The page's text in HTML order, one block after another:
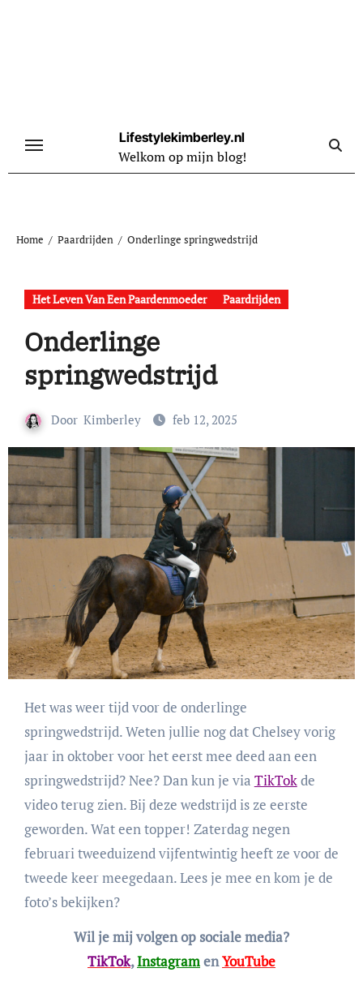
Lifestylekimberley.nl
Welkom op mijn blog!
Home Paardrijden Onderlinge springwedstrijd
Het Leven Van Een Paardenmoeder Paardrijden
Onderlinge
springwedstrijd
Door Kimberley feb 12, 2025
Het was weer tijd voor de onderlinge
springwedstrijd. Weten jullie nog dat Chelsey vorig
jaar in oktober voor het eerst mee deed aan een
springwedstrijd? Nee? Dan kun je via TikTokde
video terug zien. Bij deze wedstrijd is ze eerste
geworden. Wat een topper! Zaterdag negen
februari tweeduizend vijfentwintig heeft ze voor de
tweede keer meegedaan. Lees je mee en kom je de
foto’s bekijken?
Wil je mij volgen op sociale media?
TikTok,InstagramenYouTube